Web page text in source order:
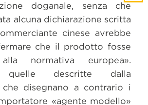
doganale, senza che
alcuna dichiarazione scritta
cinese avrebbe
che il prodotto fosse
normativa europea».
quelle descritte dalla
che disegnano a contrario i
«agente modello»